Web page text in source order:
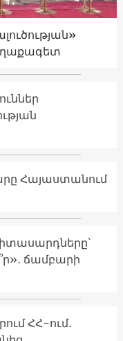
Հայաստանում
ճամբարի
ՀՀ-ում․